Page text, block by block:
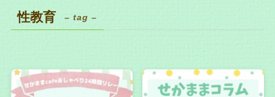
性教育 – tag –